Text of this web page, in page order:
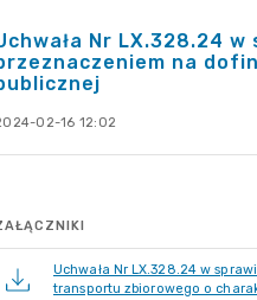
Nr LX.328.24
na
02-16 12:02
Uchwała Nr LX.328.24 w
transportu zbiorowego o